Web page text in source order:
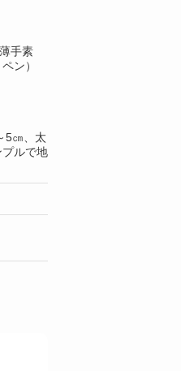
手素
ン）
5㎝、太
ルで地